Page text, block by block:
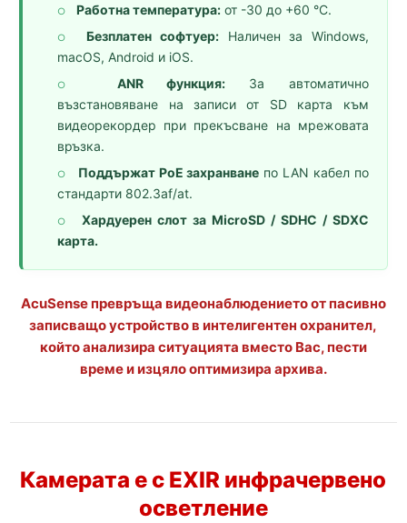
○ Работна температура: от -30 до +60 °C.
○ Безплатен софтуер: Наличен за Windows,
macOS, Android и iOS.
○ ANR функция: За автоматично
възстановяване на записи от SD карта към
видеорекордер при прекъсване на мрежовата
връзка.
○ Поддържат PoE захранване по LAN кабел по
стандарти 802.3af/at.
○
Хардуерен слот за MicroSD / SDHC / SDXC
карта.
AcuSense превръща видеонаблюдението от пасивно
записващо устройство в интелигентен охранител,
който анализира ситуацията вместо Вас, пести
време и изцяло оптимизира архива.
Камерата е с EXIR инфрачервено
осветление